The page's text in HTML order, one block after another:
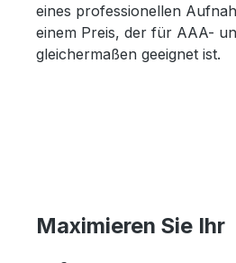
eines professionellen
einem Preis, der für AAA-
gleichermaßen geeignet ist.
Maximieren Sie Ihr